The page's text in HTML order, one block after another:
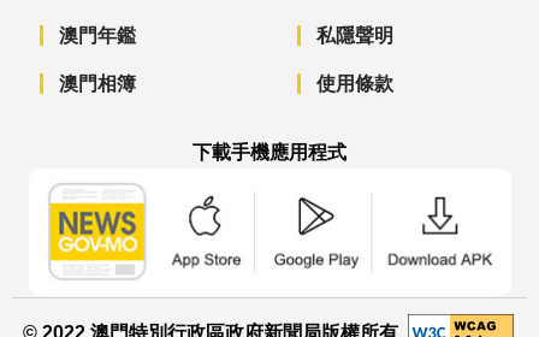
澳門年鑑
澳門相簿
私隱聲明
使用條款
下載手機應用程式
© 2022 澳門特別行政區政府新聞局版權所有